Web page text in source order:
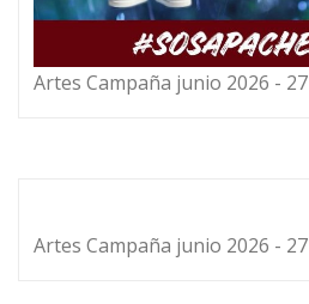
Artes Campaña junio 2026 - 27
Artes Campaña junio 2026 - 27